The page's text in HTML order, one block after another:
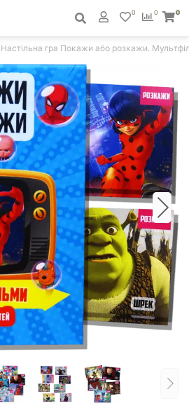
0
0 0
Настільна гра Покажи або розкажи.